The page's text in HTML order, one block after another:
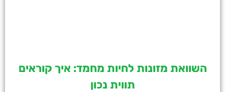
השוואת מזונות לחיות מחמד: איך קוראים
תווית נכון